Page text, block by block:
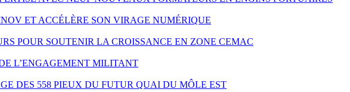
ET ACCÉLÈRE SON VIRAGE NUMÉRIQUE
POUR SOUTENIR LA CROISSANCE EN ZONE CEMAC
L’ENGAGEMENT MILITANT
DES 558 PIEUX DU FUTUR QUAI DU MÔLE EST